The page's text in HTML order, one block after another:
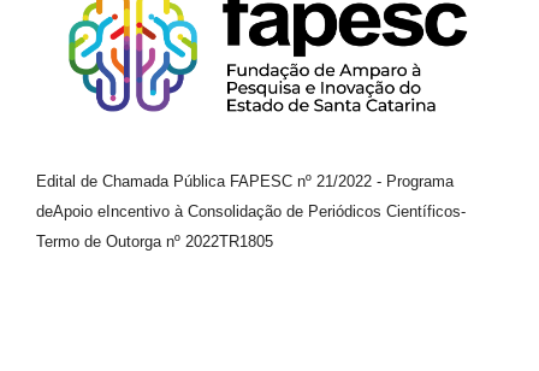
Edital de Chamada Pública FAPESC nº 21/2022 - Programa
deApoio e Incentivo à Consolidação de Periódicos Científicos-
Termo de Outorga nº 2022TR1805